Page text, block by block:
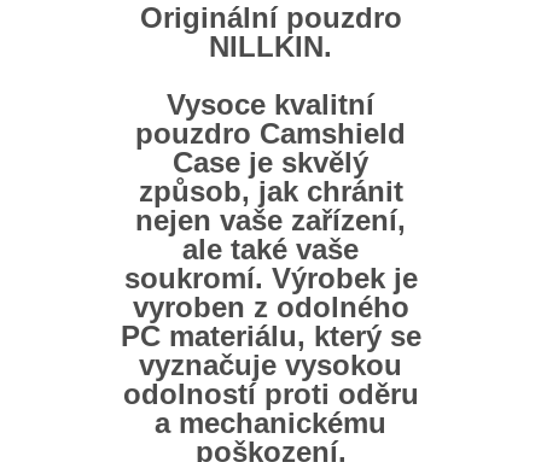
Originální pouzdro
NILLKIN.
Vysoce kvalitní
pouzdro Camshield
Case je skvělý
způsob, jak chránit
nejen vaše zařízení,
ale také vaše
soukromí. Výrobek je
vyroben z odolného
PC materiálu, který se
vyznačuje vysokou
odolností proti oděru
a mechanickému
poškození.